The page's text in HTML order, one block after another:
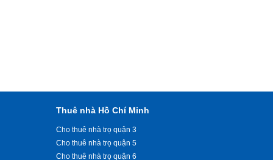
Thuê nhà Hồ Chí Minh
Cho thuê nhà trọ quận 3
Cho thuê nhà trọ quận 5
Cho thuê nhà trọ quận 6